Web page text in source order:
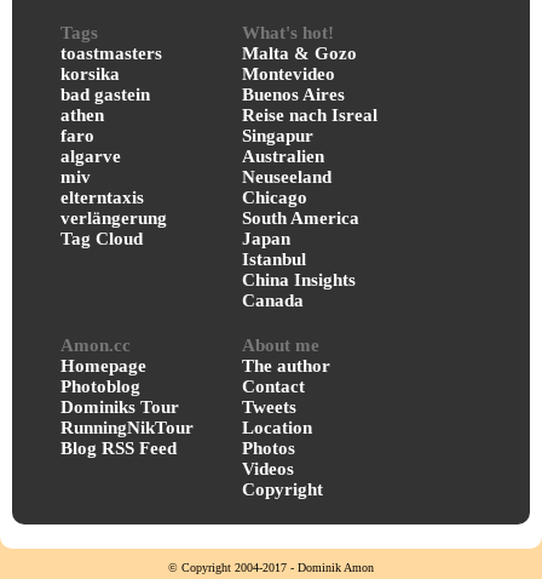
Tags
toastmasters
korsika
bad gastein
athen
faro
algarve
miv
elterntaxis
verlängerung
Tag Cloud
What's hot!
Malta & Gozo
Montevideo
Buenos Aires
Reise nach Isreal
Singapur
Australien
Neuseeland
Chicago
South America
Japan
Istanbul
China Insights
Canada
Amon.cc
Homepage
Photoblog
Dominiks Tour
RunningNikTour
Blog RSS Feed
About me
The author
Contact
Tweets
Location
Photos
Videos
Copyright
© Copyright 2004-2017 - Dominik Amon